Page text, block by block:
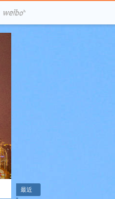
最近